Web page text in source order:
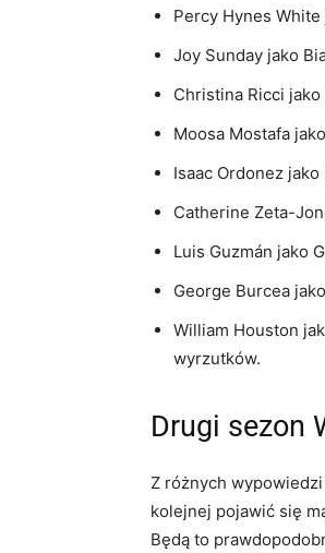
Percy Hynes
Joy Sunday jako
Christina Ricci
Moosa Mostafa
Isaac Ordonez
Catherine Zeta-
Luis Guzmán jako
George Burcea
William Houston
wyrzutków.
Drugi sezon
Z różnych
kolejnej pojawić się
Będą to